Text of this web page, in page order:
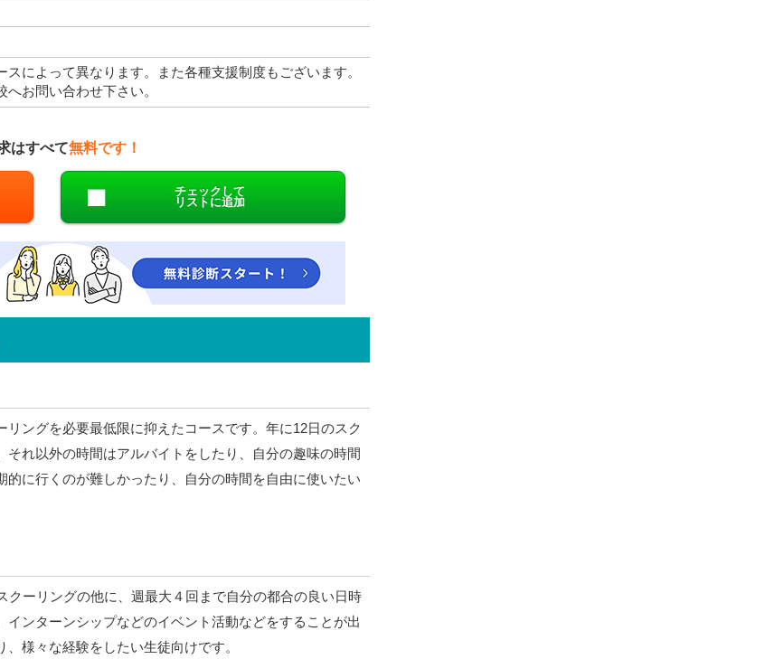
スによって異なります。また各種支援制度もございます。
へお問い合わせ下さい。
はすべて無料です！
チェックして
リストに追加
ングを必要最低限に抑えたコースです。年に12日のスク
れ以外の時間はアルバイトをしたり、自分の趣味の時間
に行くのが難しかったり、自分の時間を自由に使いたい
クーリングの他に、週最大４回まで自分の都合の良い日時
ンターンシップなどのイベント活動などをすることが出
様々な経験をしたい生徒向けです。